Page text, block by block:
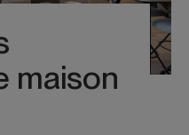
maison